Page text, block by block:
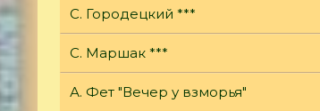
С. Городецкий ***
С. Маршак ***
А. Фет "Вечер у взморья"